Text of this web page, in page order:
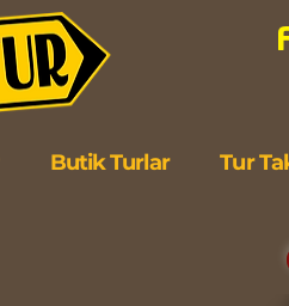
Butik Turlar Tur